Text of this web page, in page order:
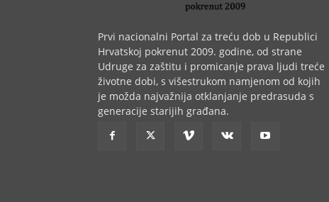
Prvi nacionalni Portal za treću dob u Republici
Hrvatskoj pokrenut 2009. godine, od strane
Udruge za zaštitu i promicanje prava ljudi treće
životne dobi, s višestrukom namjenom od kojih
je možda najvažnija otklanjanje predrasuda s
generacije starijih građana.